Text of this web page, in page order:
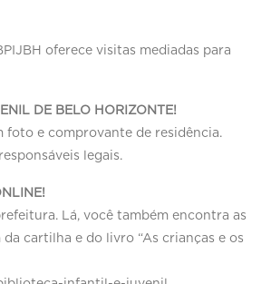
oferece visitas mediadas para
DE BELO HORIZONTE!
foto e comprovante de residência.
legais.
Lá, você também encontra as
cartilha e do livro “As crianças e os